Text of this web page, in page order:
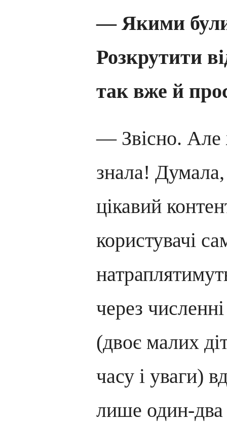
— Якими були
Розкрутити
так вже й
— Звісно. Але
знала!
цікавий
користувачі
через
(двоє малих
часу і уваги)
лише один-